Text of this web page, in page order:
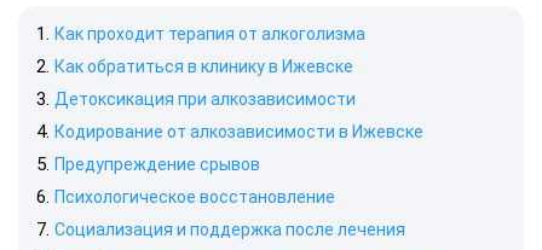
Как проходит терапия от алкоголизма
Как обратиться в клинику в Ижевске
Детоксикация при алкозависимости
Кодирование от алкозависимости в Ижевске
Предупреждение срывов
Психологическое восстановление
Социализация и поддержка после лечения